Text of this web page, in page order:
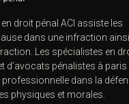
droit pénal ACI assiste les
dans une infraction
Les spécialistes en
d’avocats pénalistes à
professionnelle dans la
physiques et morales.